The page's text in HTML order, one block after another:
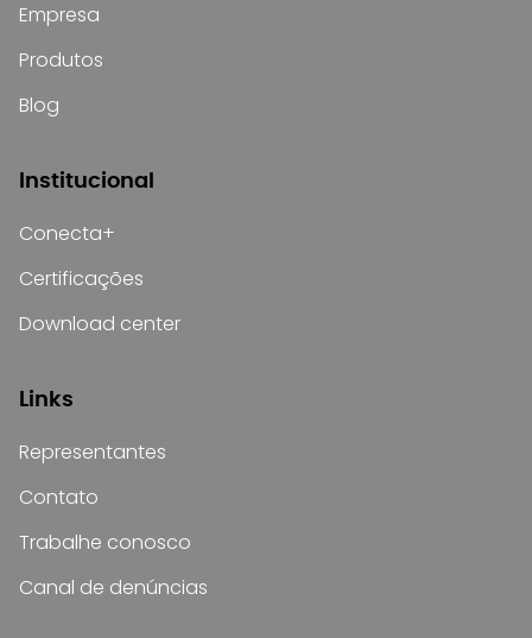
Empresa
Produtos
Blog
Institucional
Conecta+
Certificações
Download center
Links
Representantes
Contato
Trabalhe conosco
Canal de denúncias